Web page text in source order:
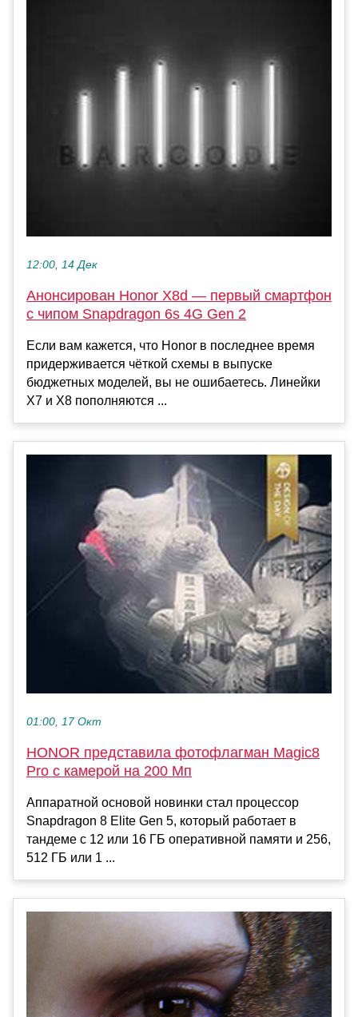
12:00, 14 Дек
Анонсирован Honor X8d — первый смартфон
с чипом Snapdragon 6s 4G Gen 2
Если вам кажется, что Honor в последнее время
придерживается чёткой схемы в выпуске
бюджетных моделей, вы не ошибаетесь. Линейки
X7 и X8 пополняются ...
01:00, 17 Окт
HONOR представила фотофлагман Magic8
Pro с камерой на 200 Мп
Аппаратной основой новинки стал процессор
Snapdragon 8 Elite Gen 5, который работает в
тандеме с 12 или 16 ГБ оперативной памяти и 256,
512 ГБ или 1 ...